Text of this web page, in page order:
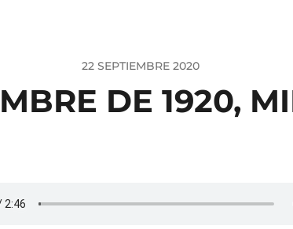
22 SEPTIEMBRE 2020
DE 1920,